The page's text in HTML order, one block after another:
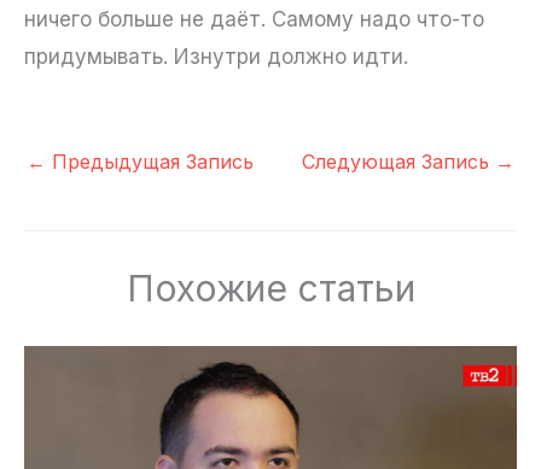
ничего больше не даёт. Самому надо что-то
придумывать. Изнутри должно идти.
← Предыдущая Запись Следующая Запись →
Похожие статьи